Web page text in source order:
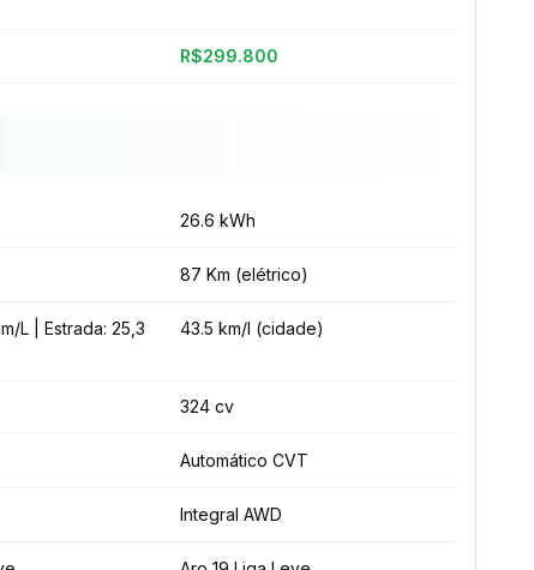
R$299.800
26.6 kWh
87 Km (elétrico)
L | Estrada: 25,3
43.5 km/l (cidade)
324 cv
Automático CVT
Integral AWD